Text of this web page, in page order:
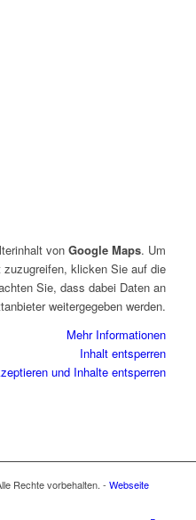
vonGoogle Maps. Um
klicken Sie auf die
Sie, dass dabei Daten an
weitergegeben werden.
Mehr Informationen
Inhalt entsperren
und Inhalte entsperren
Rechte vorbehalten. - Webseite